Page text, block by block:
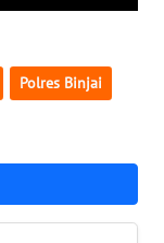
Polres Binjai